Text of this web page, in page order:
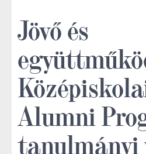
Jövő és
Alumni
tanulmányi